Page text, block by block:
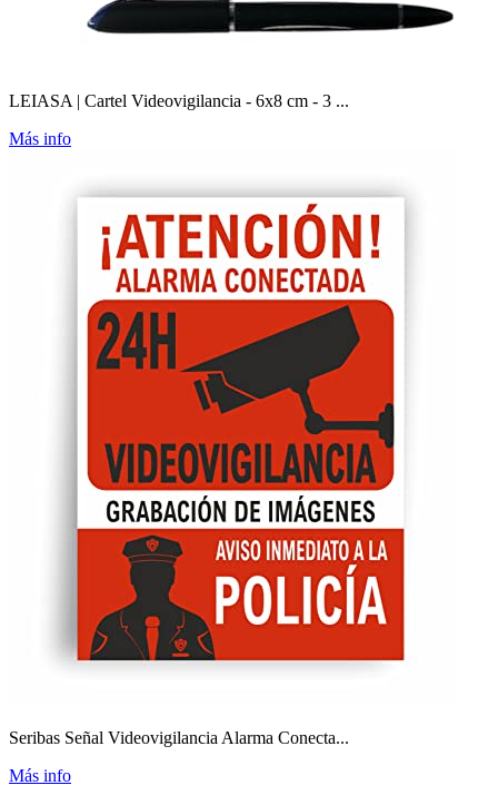
LEIASA | Cartel Videovigilancia - 6x8 cm - 3 ...
Más info
Seribas Señal Videovigilancia Alarma Conecta...
Más info